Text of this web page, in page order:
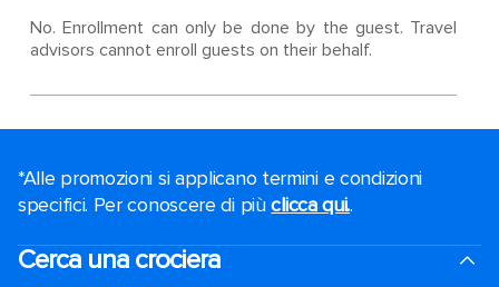
No. Enrollment can only be done by the guest. Travel
advisors cannot enroll guests on their behalf.
*Alle promozioni si applicano termini e condizioni
specifici. Per conoscere di piùclicca qui..
Cerca una crociera